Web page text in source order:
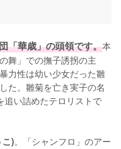
「華歳」の頭領です。本
舞」での撫子誘拐の主
力性は幼い少女だった雛
た。雛菊を亡き実子の名
追い詰めたテロリストで
こ)。「シャンフロ」のアー